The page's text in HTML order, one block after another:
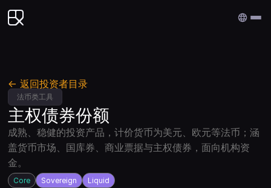
Edenex
← 返回投资者目录
法币类工具
主权债券份额
成熟、稳健的投资产品，计价货币为美元、欧元等法币；涵
盖货币市场、国库券、商业票据与主权债券，面向机构资
金。
Core Sovereign Liquid